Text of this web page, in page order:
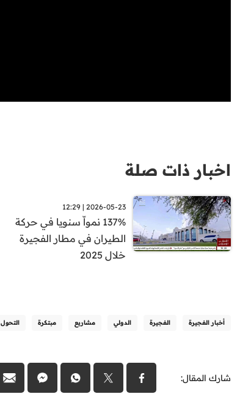
اخبار ذات صلة
2026-05-23 | 12:29
137% نمواّ سنويا في حركة
الطيران في مطار الفجيرة
خلال 2025
أخبار الفجيرة الفجيرة الدولي مشاريع مبتكرة التحول
شارك المقال: